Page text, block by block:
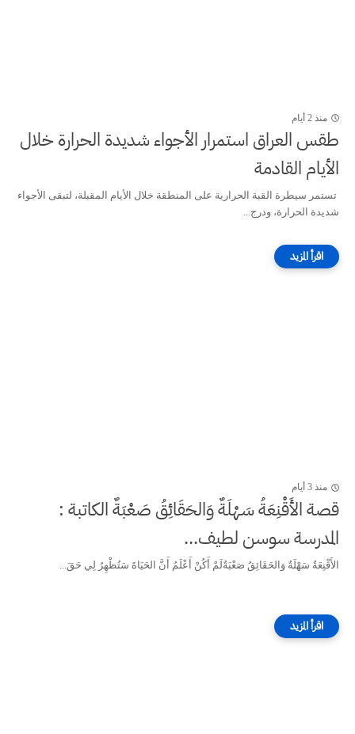
منذ 2 أيام
طقس العراق ‏استمرار الأجواء شديدة الحرارة خلال
الأيام القادمة
‏تستمر سيطرة القبة الحرارية على المنطقة خلال الأيام المقبلة، لتبقى الأجواء
شديدة الحرارة، ودرج...
منذ 3 أيام
قصة الأَقْنِعَةُ سَهْلَةٌ وَالحَقَائِقُ صَعْبَةٌ الكاتبة :
المدرسة سوسن لطيف...
الأَقْنِعَةُ سَهْلَةٌ وَالحَقَائِقُ صَعْبَةٌلَمْ أَكُنْ أَعْلَمُ أَنَّ الحَيَاةَ سَتُظْهِرُ لِي حَقَ...